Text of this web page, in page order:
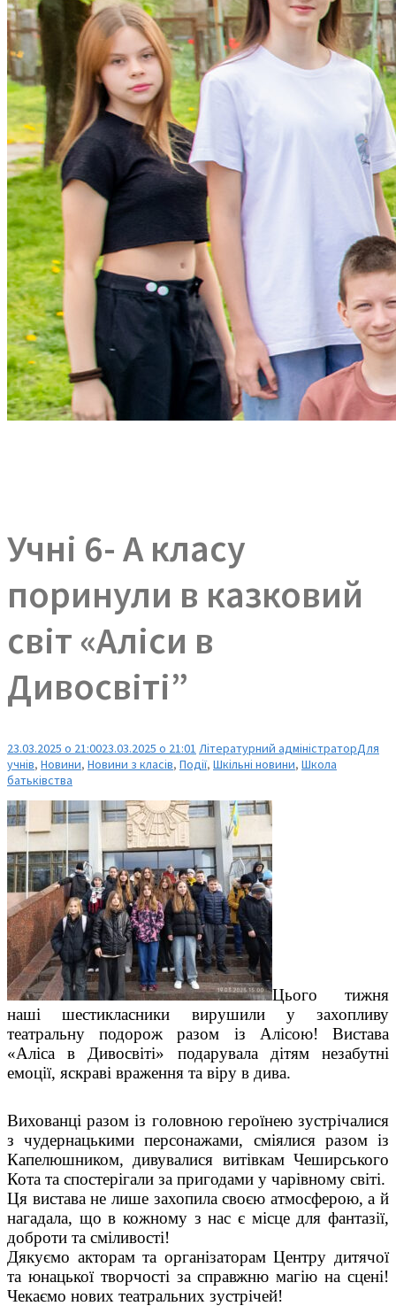
Учні 6- А класу
поринули в казковий
світ «Аліси в
Дивосвіті”
23.03.2025 о 21:0023.03.2025 о 21:01 Літературний адміністраторДля
учнів, Новини, Новини з класів, Події, Шкільні новини, Школа
батьківства
Цього тижня
наші шестикласники вирушили у захопливу
театральну подорож разом із Алісою! Вистава
«Аліса в Дивосвіті» подарувала дітям незабутні
емоції, яскраві враження та віру в дива.
Вихованці разом із головною героїнею зустрічалися
з чудернацькими персонажами, сміялися разом із
Капелюшником, дивувалися витівкам Чеширського
Кота та спостерігали за пригодами у чарівному світі.
Ця вистава не лише захопила своєю атмосферою, а й
нагадала, що в кожному з нас є місце для фантазії,
доброти та сміливості!
Дякуємо акторам та організаторам Центру дитячої
та юнацької творчості за справжню магію на сцені!
Чекаємо нових театральних зустрічей!